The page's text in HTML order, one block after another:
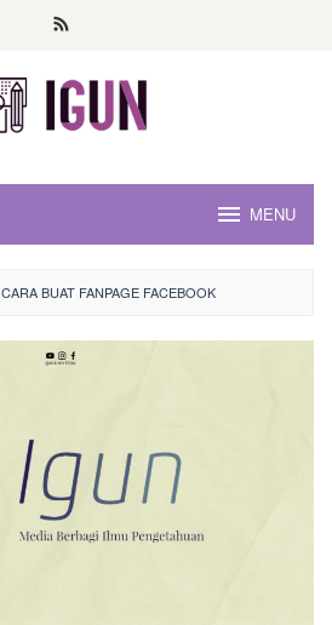
MENU
CARA BUAT FANPAGE FACEBOOK